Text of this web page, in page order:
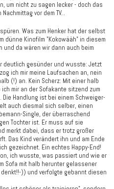
um nicht zu sagen lecker - doch das
vor dem TV...
Was zum Henker hat der selbst
dünne Kinofilm "Kokowääh" in diesem
und da wären wir dann auch beim
deutlich gesünder und wusste: Jetzt
ich mir meine Laufsachen an, nein
(!) an. Kein Scherz: Mit einer halb
mir an der Sofakante sitzend zum
Handlung ist bei einem Schweiger-
auch diesmal sich selber, einen
Single, der überraschend
Tochter ist. Er muss auf sie
merkt dabei, dass er trotz großer
Das Kind verändert ihn und am Ende
gezeichnet. Ein echtes Happy-End!
ich wusste, was passiert und wie er
Sofa mit halb herunter gelassener
)) und verfolgte gebannt diesen